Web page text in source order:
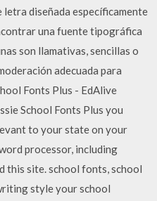
diseñada específicamente
una fuente tipográfica
son llamativas, sencillas o
adecuada para
Fonts Plus - EdAlive
School Fonts Plus you
to your state on your
processor, including
this site. school fonts, school
style your school